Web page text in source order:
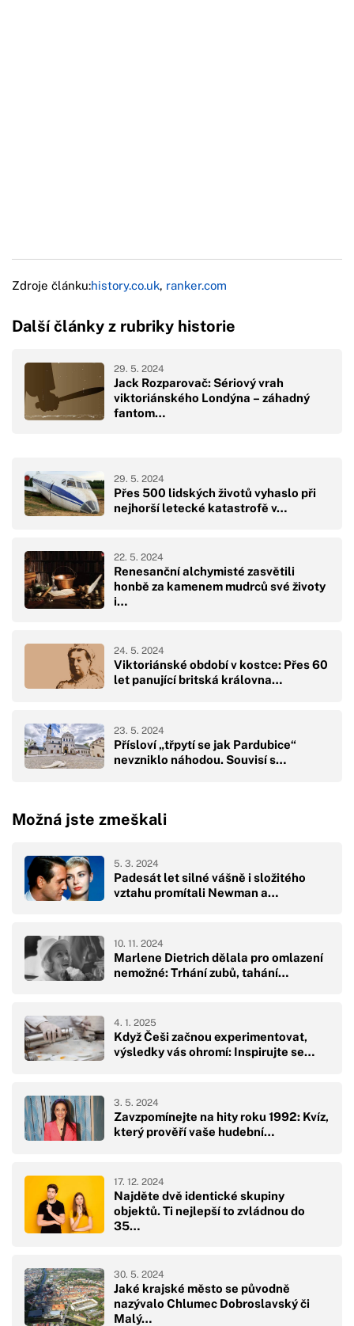
Zdroje článku:history.co.uk, ranker.com
Další články z rubriky historie
Jack Rozparovač: Sériový vrah
viktoriánského Londýna – záhadný
fantom…
29. 5. 2024
Přes 500 lidských životů vyhaslo při
nejhorší letecké katastrofě v…
29. 5. 2024
Renesanční alchymisté zasvětili
honbě za kamenem mudrců své životy
i…
22. 5. 2024
Viktoriánské období v kostce: Přes 60
let panující britská královna…
24. 5. 2024
Přísloví „třpytí se jak Pardubice“
nevzniklo náhodou. Souvisí s…
23. 5. 2024
Možná jste zmeškali
Padesát let silné vášně i složitého
vztahu promítali Newman a…
5. 3. 2024
Marlene Dietrich dělala pro omlazení
nemožné: Trhání zubů, tahání…
10. 11. 2024
Když Češi začnou experimentovat,
výsledky vás ohromí: Inspirujte se…
4. 1. 2025
Zavzpomínejte na hity roku 1992: Kvíz,
který prověří vaše hudební…
3. 5. 2024
Najděte dvě identické skupiny
objektů. Ti nejlepší to zvládnou do
35…
17. 12. 2024
Jaké krajské město se původně
nazývalo Chlumec Dobroslavský či
Malý…
30. 5. 2024